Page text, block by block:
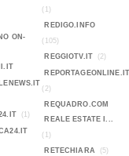
ON-
(1)
(1)
REDIGO.INFO
(105)
REGGIOTV.IT
(2)
REPORTAGEONLINE.IT
(2)
REQUADRO.COM
REALE ESTATE I...
(1)
RETECHIARA
(5)